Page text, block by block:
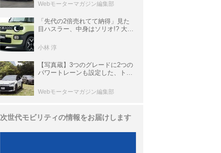
Webモーターマガジン編集部
「先代の2倍売れてて納得」見た
目ハスラー、中身はソリオ!? 大幅
スビーが今買いなワケ
小林 淳
【写真蔵】3つのグレードに2つの
パワートレーンも設定した、トヨ
Webモーターマガジン編集部
次世代モビリティの情報をお届けします